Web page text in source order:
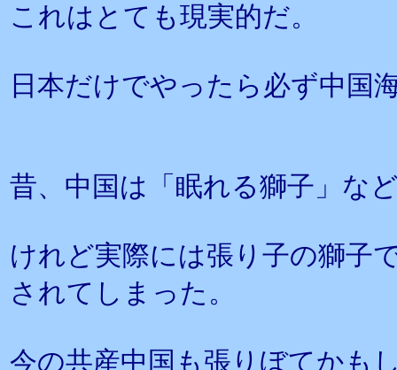
これはとても現実的だ。
日本だけでやったら必ず中国
昔、中国は「眠れる獅子」な
けれど実際には張り子の獅子
されてしまった。
今の共産中国も張りぼてかも